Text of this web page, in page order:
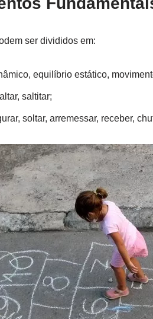
ser divididos em:
equilíbrio estático,
saltitar;
soltar, arremessar, receber,